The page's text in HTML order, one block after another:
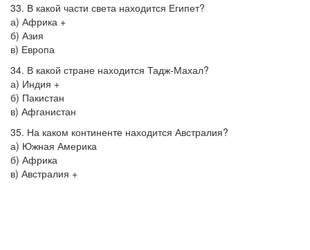
33. В какой части света находится Египет?
а) Африка +
б) Азия
в) Европа
34. В какой стране находится Тадж-Махал?
а) Индия +
б) Пакистан
в) Афганистан
35. На каком континенте находится Австралия?
а) Южная Америка
б) Африка
в) Австралия +